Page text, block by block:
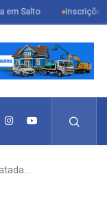
Inscrições abertas